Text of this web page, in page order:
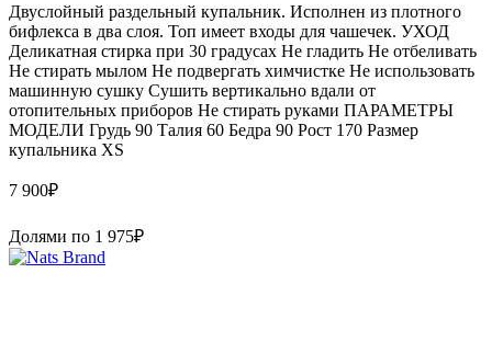
Двуслойный раздельный купальник. Исполнен из плотного
бифлекса в два слоя. Топ имеет входы для чашечек. УХОД
Деликатная стирка при 30 градусах Не гладить Не отбеливать
Не стирать мылом Не подвергать химчистке Не использовать
машинную сушку Сушить вертикально вдали от
отопительных приборов Не стирать руками ПАРАМЕТРЫ
МОДЕЛИ Грудь 90 Талия 60 Бедра 90 Рост 170 Размер
купальника XS
7 900₽
Долями по 1 975₽